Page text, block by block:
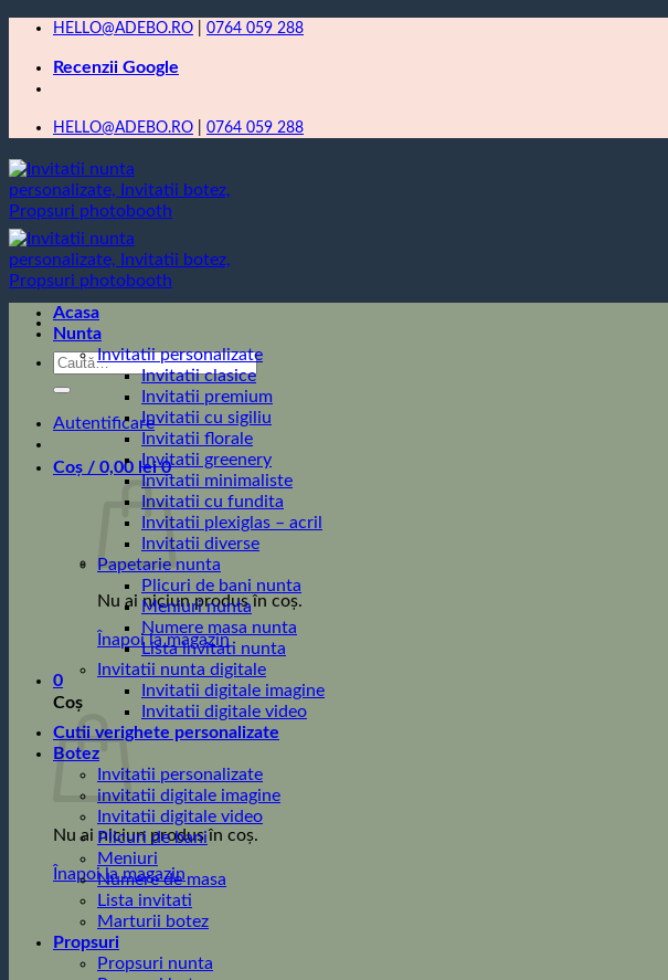
Skip
content
HELLO@ADEBO.RO 0764 059 288
Recenzii Google
HELLO@ADEBO.RO 0764 059 288
Caută
Autentificare
Coș / 0,00 lei 0
Nu ai niciun produs în coș.
Înapoi la magazin
0
Coș
Nu ai niciun produs în coș.
Înapoi la magazin
Acasa
Nunta
Invitatii personalizate
Invitatii clasice
Invitatii premium
Invitatii cu sigiliu
Invitatii florale
Invitatii greenery
Invitatii minimaliste
Invitatii cu fundita
Invitatii plexiglas – acril
Invitatii diverse
Papetarie nunta
Plicuri de bani nunta
Meniuri nunta
Numere masa nunta
Lista invitati nunta
Invitatii nunta digitale
Invitatii digitale imagine
Invitatii digitale video
Cutii verighete personalizate
Botez
Invitatii personalizate
invitatii digitale imagine
Invitatii digitale video
Plicuri de bani
Meniuri
Numere de masa
Lista invitati
Marturii botez
Propsuri
Propsuri nunta